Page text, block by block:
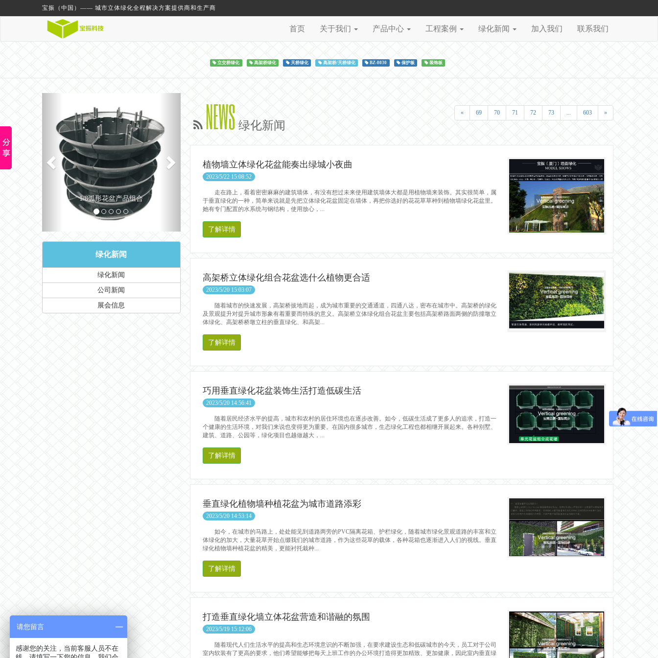
宝振（中国）—— 城市立体绿化全程解决方案提供商和生产商
首页 关于我们 产品中心 工程案例 绿化新闻 加入我们 联系我们
立交桥绿化 高架桥绿化 天桥绿化 高架桥/天桥绿化 BZ-8030 保护板 装饰板
1/8弧形花盆产品组合
绿化新闻
绿化新闻
公司新闻
展会信息
NEWS 绿化新闻
« 69 70 71 72 73 ... 603 »
植物墙立体绿化花盆能奏出绿城小夜曲
2023/5/22 15:08:52
走在路上，看着密密麻麻的建筑墙体，有没有想过未来使用建筑墙体大都是用植物墙来装饰。其实很简单，属
于垂直绿化的一种，简单来说就是先把立体绿化花盆固定在墙体，再把你选好的花花草草种到植物墙绿化花盆里。
她有专门配置的水系统与钢结构，使用放心，...
了解详情
高架桥立体绿化组合花盆选什么植物更合适
2023/5/20 15:03:07
随着城市的快速发展，高架桥拔地而起，成为城市重要的交通通道，四通八达，密布在城市中。高架桥的绿化
及景观提升对提升城市形象有着重要而特殊的意义。高架桥立体绿化组合花盆主要包括高架桥路面两侧的防撞墩立
体绿化、高架桥桥墩立柱的垂直绿化、和高架...
了解详情
巧用垂直绿化花盆装饰生活打造低碳生活
2023/5/20 14:56:41
随着居民经济水平的提高，城市和农村的居住环境也在逐步改善。如今，低碳生活成了更多人的追求，打造一
个健康的生活环境，对我们来说也变得更为重要。在国内很多城市，生态绿化工程也都相继开展起来。各种别墅、
建筑、道路、公园等，绿化项目也越做越大，...
了解详情
垂直绿化植物墙种植花盆为城市道路添彩
2023/5/20 14:53:14
如今，在城市的马路上，处处能见到道路两旁的PVC隔离花箱、护栏绿化，随着城市绿化景观道路的丰富和立
体绿化的加大，大量花草开始点缀我们的城市道路，作为这些花草的载体，各种花箱也逐渐进入人们的视线。垂直
绿化植物墙种植花盆的精美，更能衬托栽种...
了解详情
打造垂直绿化墙立体花盆营造和谐融的氛围
2023/5/19 15:12:06
随着现代人们生活水平的提高和生态环境意识的不断加强，在要求建设生态和低碳城市的今天，员工对于公司
室内软装有了更高的要求，他们希望能够把每天上班工作的办公环境打造得更加精致、更加健康，因此室内垂直绿
请您留言
感谢您的关注，当前客服人员不在